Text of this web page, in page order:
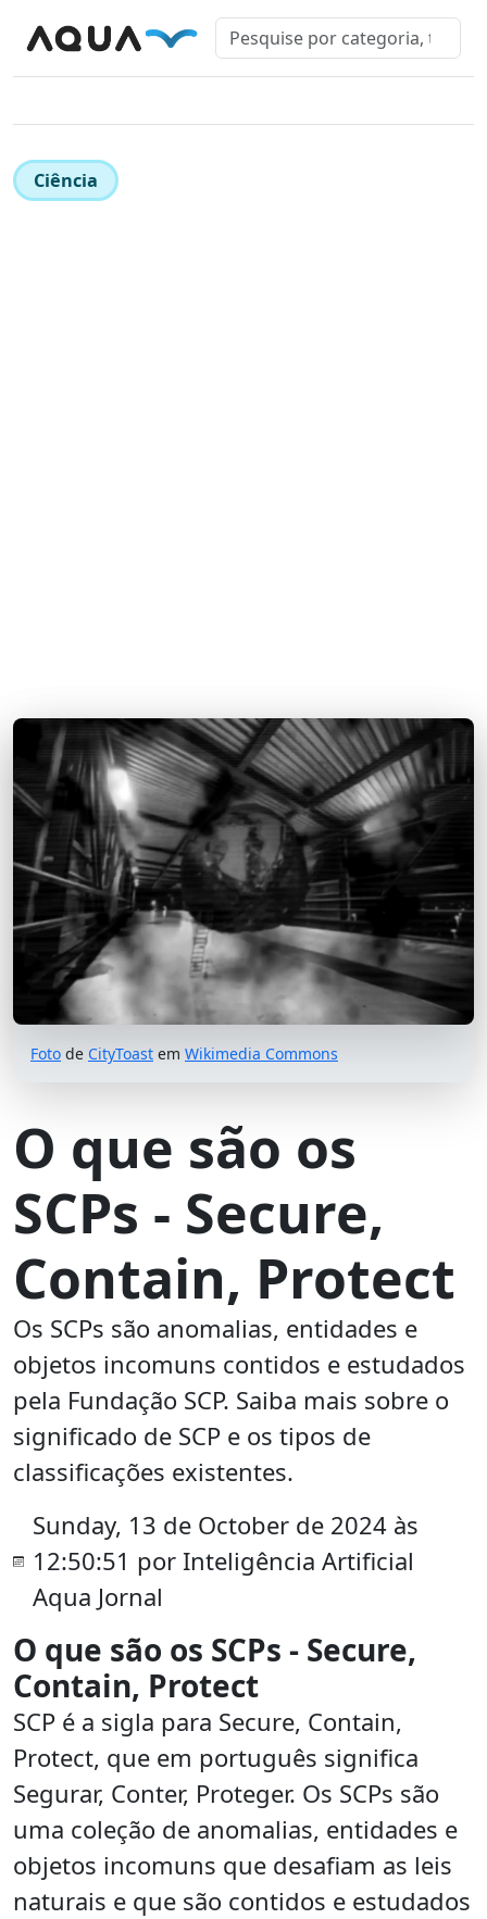
Ciência
Foto de CityToast em Wikimedia Commons
O que são os
SCPs - Secure,
Contain, Protect
Os SCPs são anomalias, entidades e
objetos incomuns contidos e estudados
pela Fundação SCP. Saiba mais sobre o
significado de SCP e os tipos de
classificações existentes.
Sunday, 13 de October de 2024 às
12:50:51 por Inteligência Artificial
Aqua Jornal
O que são os SCPs - Secure,
Contain, Protect
SCP é a sigla para Secure, Contain,
Protect, que em português significa
Segurar, Conter, Proteger. Os SCPs são
uma coleção de anomalias, entidades e
objetos incomuns que desafiam as leis
naturais e que são contidos e estudados